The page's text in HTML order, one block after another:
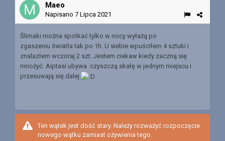
Maeo
Napisano 7 Lipca 2021
Ślimaki można spotkać tylko w nocy wyłażą po
zgaszeniu światła tak po 1h. U siebie wpuściłem 4 sztuki i
znalazłem wczoraj 2 szt. Jestem ciekaw kiedy zaczną się
mnożyć. Aiptasi ubywa czyszczą skałę w jednym miejscu i
przesuwają się dalej
Ten wątek jest dość stary. Należy rozważyć rozpoczęcie
nowego wątku zamiast ożywienia tego.